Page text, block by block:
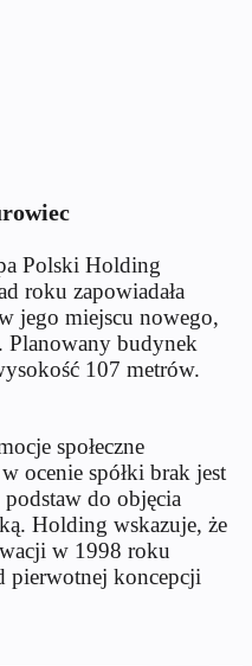
Polski Holding
roku zapowiadała
jego miejscu nowego,
Planowany budynek
107 metrów.
społeczne
ocenie spółki brak jest
do objęcia
Holding wskazuje, że
w 1998 roku
pierwotnej koncepcji